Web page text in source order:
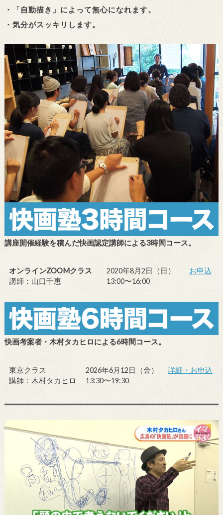
・「自動描き」によって無心になれます。
・気分がスッキリします。
講座開催経験を積んだ快画認定講師による3時間コース。
オンラインZOOMクラス
講師：山口千恵
2020年8月2日（日）
13:00〜16:00
お申込
快画考案者・木村タカヒロによる6時間コース。
東京クラス
講師：木村タカヒロ
2026年6月12日（金）
13:30〜19:30
詳細・お申込